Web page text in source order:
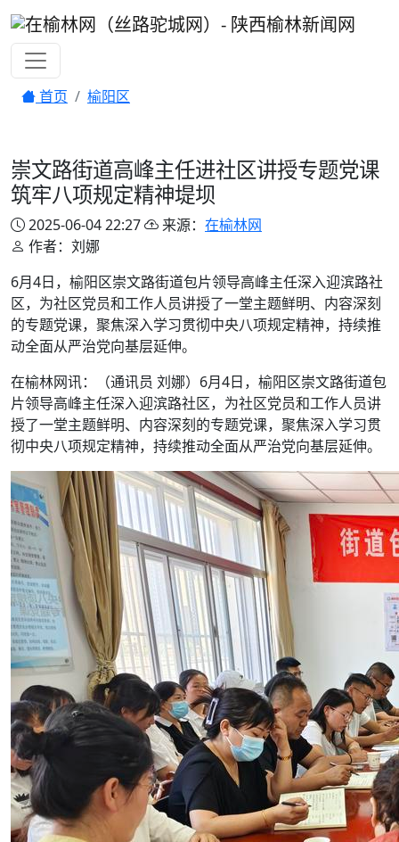
首页 榆阳区
崇文路街道高峰主任进社区讲授专题党课
筑牢八项规定精神堤坝
2025-06-04 22:27 来源： 在榆林网
作者：刘娜
6月4日，榆阳区崇文路街道包片领导高峰主任深入迎滨路社
区，为社区党员和工作人员讲授了一堂主题鲜明、内容深刻
的专题党课，聚焦深入学习贯彻中央八项规定精神，持续推
动全面从严治党向基层延伸。
在榆林网讯：（通讯员 刘娜）6月4日，榆阳区崇文路街道包
片领导高峰主任深入迎滨路社区，为社区党员和工作人员讲
授了一堂主题鲜明、内容深刻的专题党课，聚焦深入学习贯
彻中央八项规定精神，持续推动全面从严治党向基层延伸。